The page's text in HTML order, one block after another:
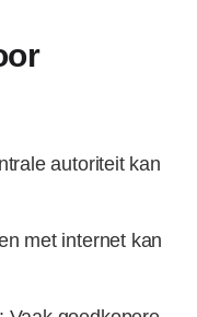
autoriteit kan
met internet kan